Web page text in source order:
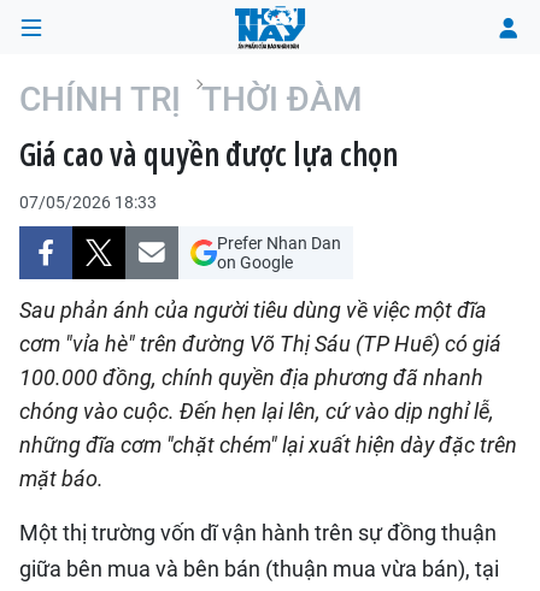
TRANG CHỦ
THỜI SỰ
CHÍNH TRỊ
XÃ HỘI
ĐÔ THỊ
QUỐC TẾ
CHÍNH TRỊ THỜI ĐÀM
Giá cao và quyền được lựa chọn
07/05/2026 18:33
Prefer Nhan Dan
on Google
Sau phản ánh của người tiêu dùng về việc một đĩa
cơm "vỉa hè" trên đường Võ Thị Sáu (TP Huế) có giá
100.000 đồng, chính quyền địa phương đã nhanh
chóng vào cuộc. Đến hẹn lại lên, cứ vào dịp nghỉ lễ,
những đĩa cơm "chặt chém" lại xuất hiện dày đặc trên
mặt báo.
Một thị trường vốn dĩ vận hành trên sự đồng thuận
giữa bên mua và bên bán (thuận mua vừa bán), tại